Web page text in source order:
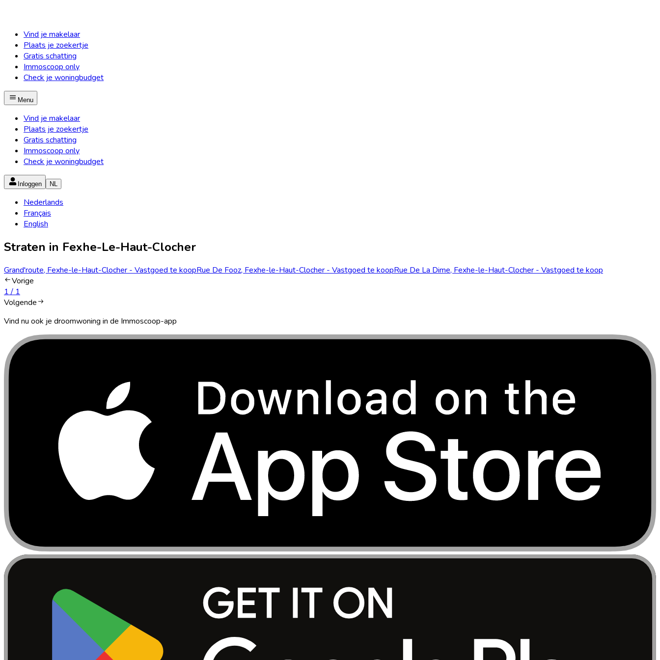
Vind je makelaar
Plaats je zoekertje
Gratis schatting
Immoscoop only
Check je woningbudget
Menu
Vind je makelaar
Plaats je zoekertje
Gratis schatting
Immoscoop only
Check je woningbudget
Inloggen NL
Nederlands
Français
English
Straten in Fexhe-Le-Haut-Clocher
Grand'route, Fexhe-le-Haut-Clocher - Vastgoed te koopRue De Fooz, Fexhe-le-Haut-Clocher - Vastgoed te koopRue De La Dime, Fexhe-le-Haut-Clocher - Vastgoed te koop
Vorige
1/ 1
Volgende
Vind nu ook je droomwoning in de Immoscoop-app